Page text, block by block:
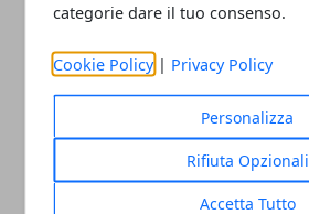
categorie dare il tuo consenso.
Cookie Policy | Privacy Policy
Personalizza
Rifiuta Opzionali
Accetta Tutto
Immobiliare ad Avellino
05/01/2019